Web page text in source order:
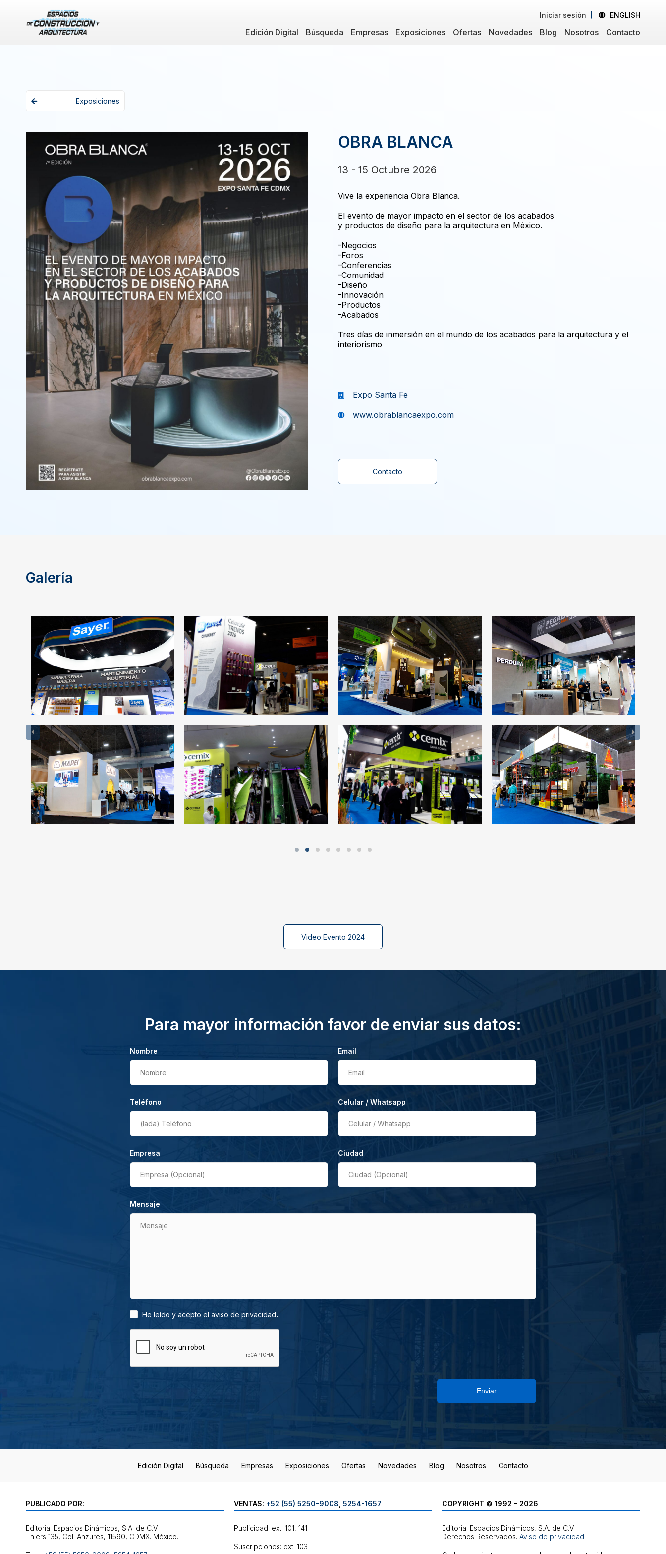
Iniciar sesión ENGLISH
Edición Digital Búsqueda Empresas Exposiciones Ofertas Novedades Blog Nosotros Contacto
Exposiciones
OBRA BLANCA
13 - 15 Octubre 2026
Vive la experiencia Obra Blanca.
El evento de mayor impacto en el sector de los acabados
y productos de diseño para la arquitectura en México.
-Negocios
-Foros
-Conferencias
-Comunidad
-Diseño
-Innovación
-Productos
-Acabados
Tres días de inmersión en el mundo de los acabados para la arquitectura y el
Expo Santa Fe
www.obrablancaexpo.com
Contacto
Galería
Video Evento 2024
Para mayor información favor de enviar sus datos:
Nombre
Nombre
Email
Email
Teléfono
(lada) Teléfono
Celular / Whatsapp
Celular / Whatsapp
Empresa
Empresa (Opcional)
Ciudad
Ciudad (Opcional)
Mensaje
Mensaje
He leído y acepto el aviso de privacidad.
Enviar
Edición Digital Búsqueda Empresas Exposiciones Ofertas Novedades Blog Nosotros Contacto
PUBLICADO POR:
Editorial Espacios Dinámicos, S.A. de C.V.
VENTAS: +52 (55) 5250-9008, 5254-1657
Publicidad: ext. 101, 141
Suscripciones: ext. 103
COPYRIGHT © 1992 - 2026
Editorial Espacios Dinámicos, S.A. de C.V.
Derechos Reservados. Aviso de privacidad.